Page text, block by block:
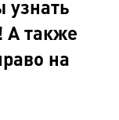
узнать
А также
на